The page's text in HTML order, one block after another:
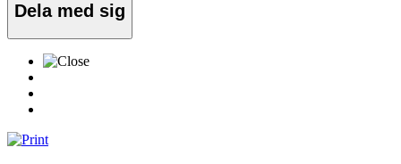
Dela med sig